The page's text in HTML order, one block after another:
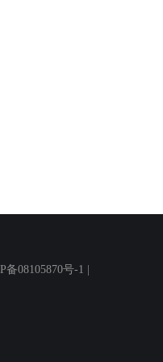
备08105870号-1